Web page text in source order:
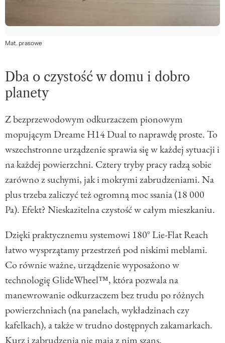
Mat. prasowe
Dba o czystość w domu i dobro
planety
Z bezprzewodowym odkurzaczem pionowym
mopującym Dreame H14 Dual to naprawdę proste. To
wszechstronne urządzenie sprawia się w każdej sytuacji i
na każdej powierzchni. Cztery tryby pracy radzą sobie
zarówno z suchymi, jak i mokrymi zabrudzeniami. Na
plus trzeba zaliczyć też ogromną moc ssania (18 000
Pa). Efekt? Nieskazitelna czystość w całym mieszkaniu.
Dzięki praktycznemu systemowi 180° Lie-Flat Reach
łatwo wysprzątamy przestrzeń pod niskimi meblami.
Co równie ważne, urządzenie wyposażono w
technologię GlideWheel™, która pozwala na
manewrowanie odkurzaczem bez trudu po różnych
powierzchniach (na panelach, wykładzinach czy
kafelkach), a także w trudno dostępnych zakamarkach.
Kurz i zabrudzenia nie mają z nim szans.